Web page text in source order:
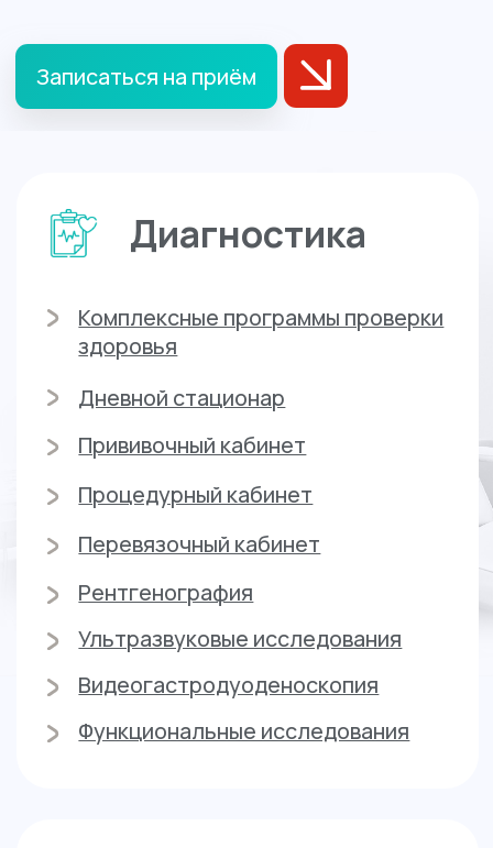
Справка для ГИБДД
Справка в бассейн
Оставьте заявку на обратный
звонок, чтобы получить
подробную информацию о
наших услугах и специалистах
Или свяжитесь с нами по номеру:
(4012) 988-377
Оставить заявку